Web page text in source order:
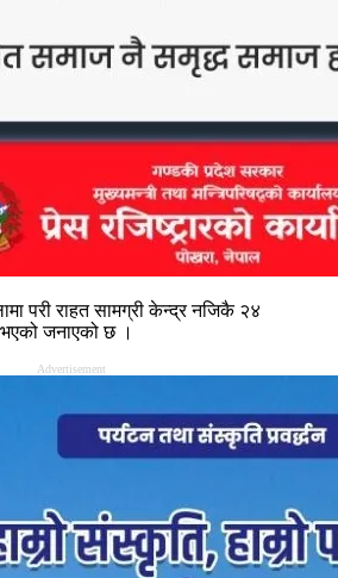
परी राहत सामग्री केन्द्र नजिकै २४
भएको जनाएको छ ।
Advertisement